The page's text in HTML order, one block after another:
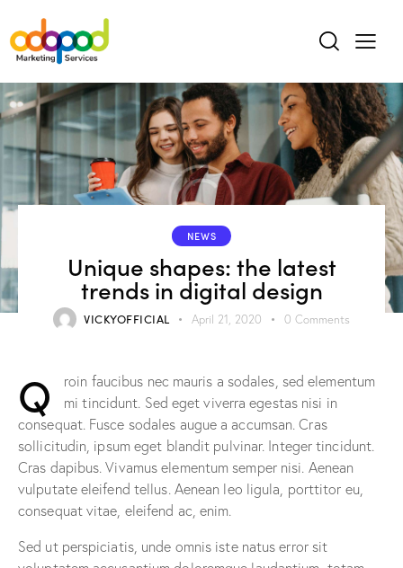
NEWS
Unique shapes: the latest
trends in digital design
VICKYOFFICIAL April 21, 2020 0 Comments
Q
roin faucibus nec mauris a sodales, sed elementum
mi tincidunt. Sed eget viverra egestas nisi in
consequat. Fusce sodales augue a accumsan. Cras
sollicitudin, ipsum eget blandit pulvinar. Integer tincidunt.
Cras dapibus. Vivamus elementum semper nisi. Aenean
vulputate eleifend tellus. Aenean leo ligula, porttitor eu,
consequat vitae, eleifend ac, enim.
Sed ut perspiciatis, unde omnis iste natus error sit